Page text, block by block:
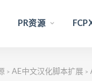
PR资源
> AE中文汉化脚本扩展 >